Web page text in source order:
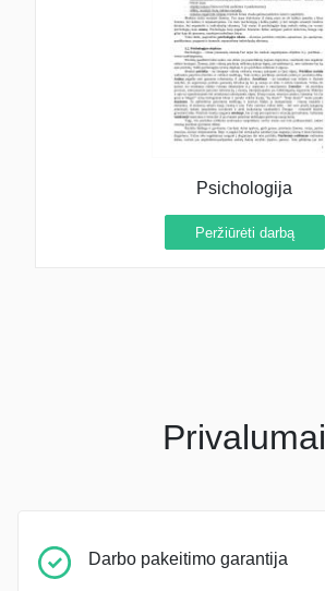
Psichologija
Peržiūrėti darbą
Privalumai
Darbo pakeitimo garantija